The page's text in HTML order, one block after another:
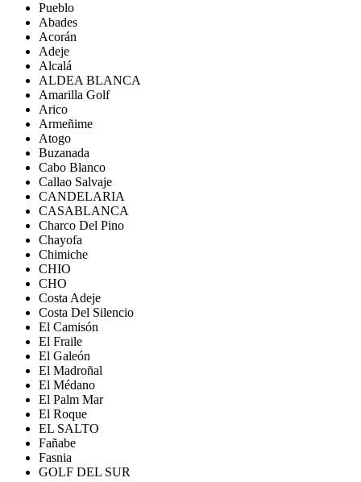
Pueblo
Abades
Acorán
Adeje
Alcalá
ALDEA BLANCA
Amarilla Golf
Arico
Armeñime
Atogo
Buzanada
Cabo Blanco
Callao Salvaje
CANDELARIA
CASABLANCA
Charco Del Pino
Chayofa
Chimiche
CHIO
CHO
Costa Adeje
Costa Del Silencio
El Camisón
El Fraile
El Galeón
El Madroñal
El Médano
El Palm Mar
El Roque
EL SALTO
Fañabe
Fasnia
GOLF DEL SUR